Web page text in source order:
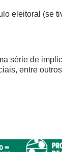
eleitoral (se
série de
entre